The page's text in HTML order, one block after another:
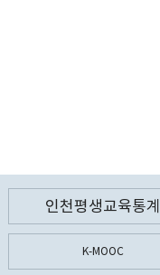
인천평생교육통계
K-MOOC